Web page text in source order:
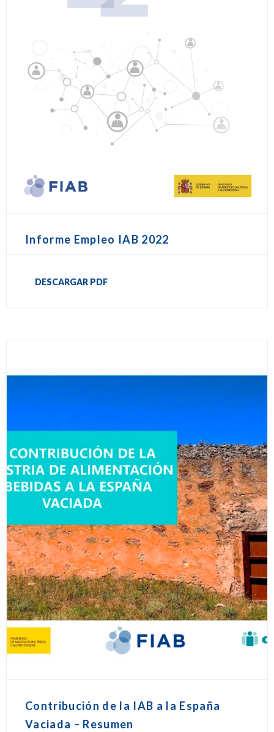
Informe Empleo IAB 2022
DESCARGAR PDF
Contribución de la IAB a la España
Vaciada – Resumen